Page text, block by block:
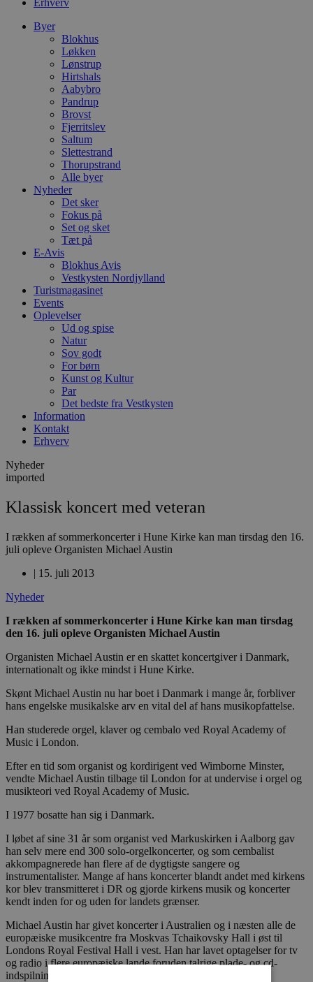
Erhverv
Byer
Blokhus
Løkken
Lønstrup
Hirtshals
Aabybro
Pandrup
Brovst
Fjerritslev
Saltum
Slettestrand
Thorupstrand
Alle byer
Nyheder
Det sker
Fokus på
Set og sket
Tæt på
E-Avis
Blokhus Avis
Vestkysten Nordjylland
Turistmagasinet
Events
Oplevelser
Ud og spise
Natur
Sov godt
For børn
Kunst og Kultur
Par
Det bedste fra Vestkysten
Information
Kontakt
Erhverv
Nyheder
imported
Klassisk koncert med veteran
I rækken af sommerkoncerter i Hune Kirke kan man tirsdag den 16.
juli opleve Organisten Michael Austin
| 15. juli 2013
Nyheder
I rækken af sommerkoncerter i Hune Kirke kan man tirsdag
den 16. juli opleve Organisten Michael Austin
Organisten Michael Austin er en skattet koncertgiver i Danmark,
internationalt og ikke mindst i Hune Kirke.
Skønt Michael Austin nu har boet i Danmark i mange år, forbliver
hans engelske musikalske arv en vital del af hans musikopfattelse.
Han studerede orgel, klaver og cembalo ved Royal Academy of
Music i London.
Efter en tid som organist og kordirigent ved Wimborne Minster,
vendte Michael Austin tilbage til London for at undervise i orgel og
musikteori ved Royal Academy of Music.
I 1977 bosatte han sig i Danmark.
I løbet af sine 31 år som organist ved Markuskirken i Aalborg gav
han selv mere end 300 solo-orgelkoncerter, og som cembalist
akkompagnerede han flere af de dygtigste sangere og
instrumentalister. Mange af hans koncerter blandt andet med kirkens
kor blev transmitteret i DR og gjorde kirkens musik og koncerter
kendt inden for og uden for landets grænser.
Michael Austin har givet koncerter i Australien og i næsten alle de
europæiske musikcentre fra Moskvas Tchaikovsky Hall i øst til
Londons Royal Festival Hall i vest. Han har lavet optagelser for tv
og radio i flere europæiske lande foruden talrige plade- og cd-
indspilninger.